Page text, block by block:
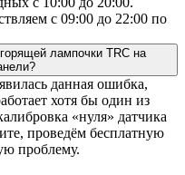
с 09:00 до 22:00 по
лампочки TRC на
данная ошибка,
хотя бы один из
«нуля» датчика
проведём бесплатную
проблему.